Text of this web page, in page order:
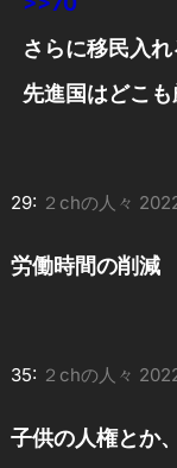
さらに移民入
先進国はどこ
29: ２chの人々
労働時間の削減
35: ２chの人々
子供の人権とか